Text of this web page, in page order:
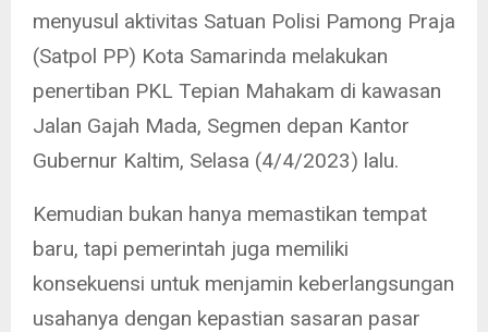
menyusul aktivitas Satuan Polisi Pamong Praja
(Satpol PP) Kota Samarinda melakukan
penertiban PKL Tepian Mahakam di kawasan
Jalan Gajah Mada, Segmen depan Kantor
Gubernur Kaltim, Selasa (4/4/2023) lalu.
Kemudian bukan hanya memastikan tempat
baru, tapi pemerintah juga memiliki
konsekuensi untuk menjamin keberlangsungan
usahanya dengan kepastian sasaran pasar